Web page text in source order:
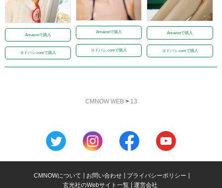
Amazonで購入
ヨドバシ.comで購入
Amazonで購入
ヨドバシ.comで購入
Amazonで購入
ヨドバシ.comで購入
CMNOW WEB> 13
CMNOWについて お問い合わせ
プライバシーポリシー
玄光社のWebサイト一覧
運営会社